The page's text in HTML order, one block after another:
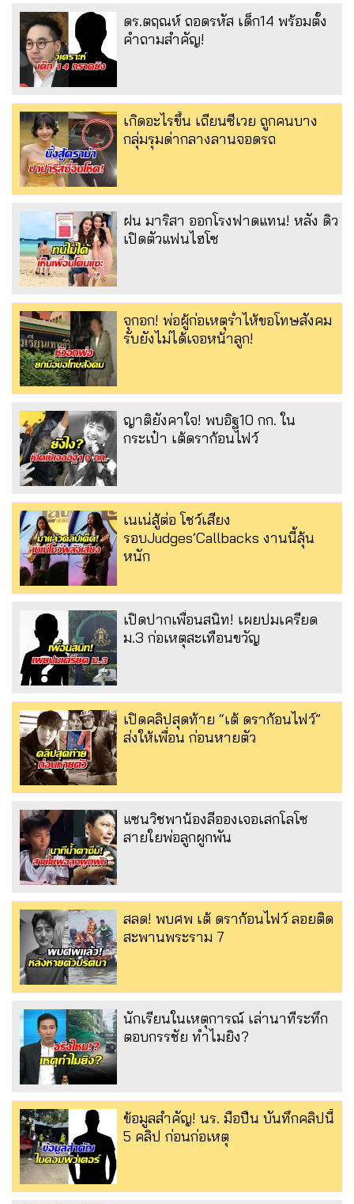
ดร.ตฤณห์ ถอดรหัส เด็ก14 พร้อมตั้ง
คำถามสำคัญ!
เกิดอะไรขึ้น เถียนซีเวย ถูกคนบาง
กลุ่มรุมด่ากลางลานจอดรถ
ฝน มาริสา ออกโรงฟาดแทน! หลัง ดิว
เปิดตัวแฟนไฮโซ
จุกอก! พ่อผู้ก่อเหตุร่ำไห้ขอโทษสังคม
รับยังไม่ได้เจอหน้าลูก!
ญาติยังคาใจ! พบอิฐ10 กก. ใน
กระเป๋า เต้ดราก้อนไฟว์
เนเน่สู้ต่อ โชว์เสียง
รอบJudges’Callbacks งานนี้ลุ้น
หนัก
เปิดปากเพื่อนสนิท! เผยปมเครียด
ม.3 ก่อเหตุสะเทือนขวัญ
เปิดคลิปสุดท้าย “เต้ ดราก้อนไฟว์”
ส่งให้เพื่อน ก่อนหายตัว
แซนวิชพาน้องลีอองเจอเสกโลโซ
สายใยพ่อลูกผูกพัน
สลด! พบศพ เต้ ดราก้อนไฟว์ ลอยติด
สะพานพระราม 7
นักเรียนในเหตุการณ์ เล่านาทีระทึก
ตอบกรรชัย ทำไมยิง?
ข้อมูลสำคัญ! นร. มือปืน บันทึกคลิปนี้
5 คลิป ก่อนก่อเหตุ